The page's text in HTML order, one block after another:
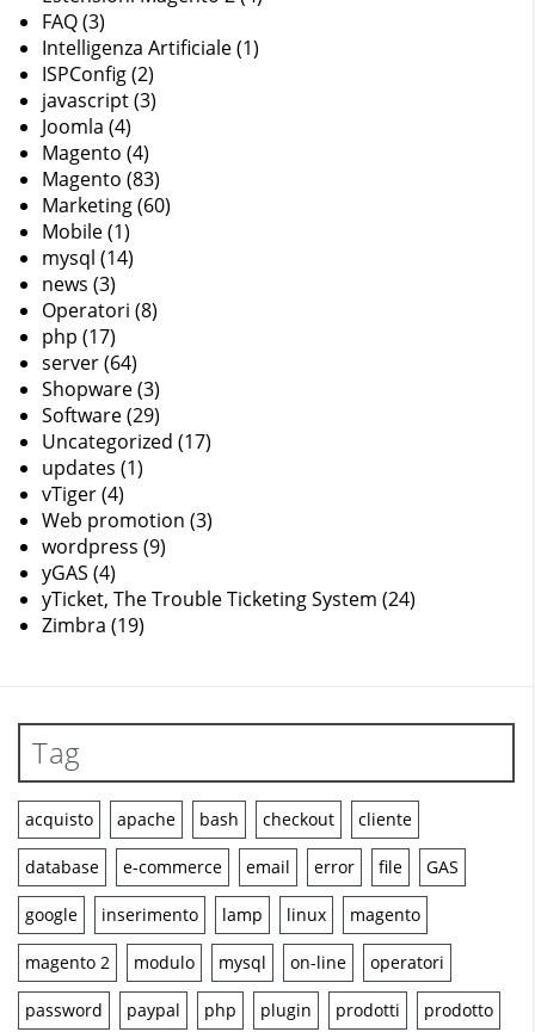
FAQ(3)
Intelligenza Artificiale(1)
ISPConfig(2)
javascript(3)
Joomla (4)
Magento (4)
Magento (83)
Marketing(60)
Mobile(1)
mysql (14)
news (3)
Operatori (8)
php (17)
server(64)
Shopware(3)
Software(29)
Uncategorized (17)
updates (1)
vTiger(4)
Web promotion (3)
wordpress (9)
yGAS (4)
yTicket, The Trouble Ticketing System (24)
Zimbra (19)
Tag
acquisto apache bash checkout cliente
database e-commerce email error file GAS
google inserimento lamp linux magento
magento 2 modulo mysql on-line operatori
password paypal php plugin prodotti prodotto